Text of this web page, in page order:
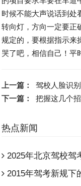
时候不能大声说话到处
转向灯，方向一定要正
规定的，要根据指示来
哭了吧，相信自己！平
上一篇：
驾校人脸识
下一篇：
把握这几个
热点新闻
2025年北京驾校驾
2015年驾考新规下